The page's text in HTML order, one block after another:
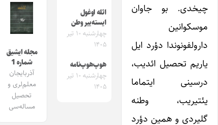
چیخدی. بو جاوان
موسکوانین
دارولفونوندا دؤرد ایل
یاریم تحصیل ائدیب،
درسینی ایتماما
یئتیریب، وطنه
گلیردی و همین دؤرد
ائله اوغول
ایسته‌ییر وطن
چهارشنبه ۱۰ تیر
۱۴۰۵
هوپ‌هوپ‌نامه
چهارشنبه ۱۰ تیر
۱۴۰۵
مجله ایشیق
شماره 1
آذربایجان
معلم‌لری و
تحصیل
مساله‌سی